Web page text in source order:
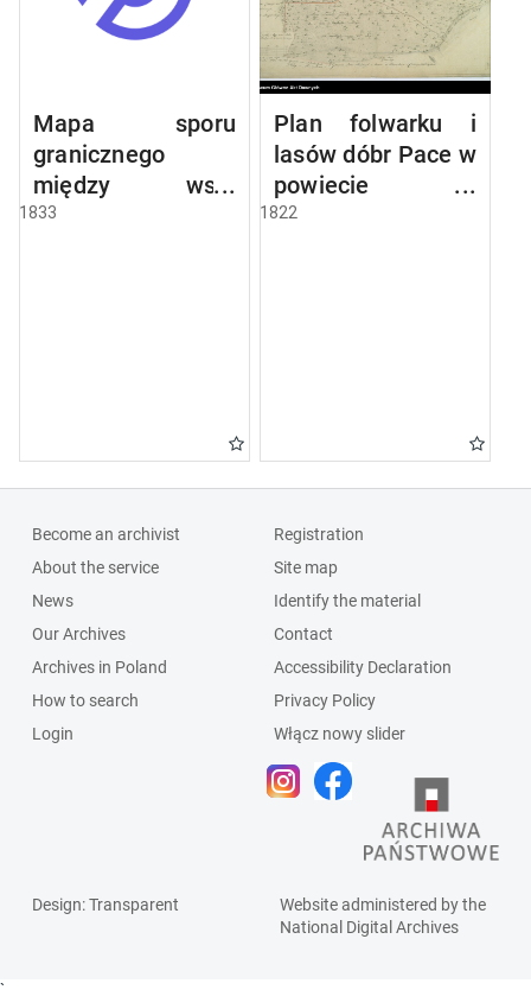
Mapa sporu
granicznego
między wsią
Czarna Wieś i
1833
Plan folwarku i
lasów dóbr Pace w
powiecie
szczuczyńskim
1822
Become an archivist
About the service
News
Our Archives
Archives in Poland
How to search
Login
Registration
Site map
Identify the material
Contact
Accessibility Declaration
Privacy Policy
Włącz nowy slider
Design: Transparent
Website administered by the
National Digital Archives
`